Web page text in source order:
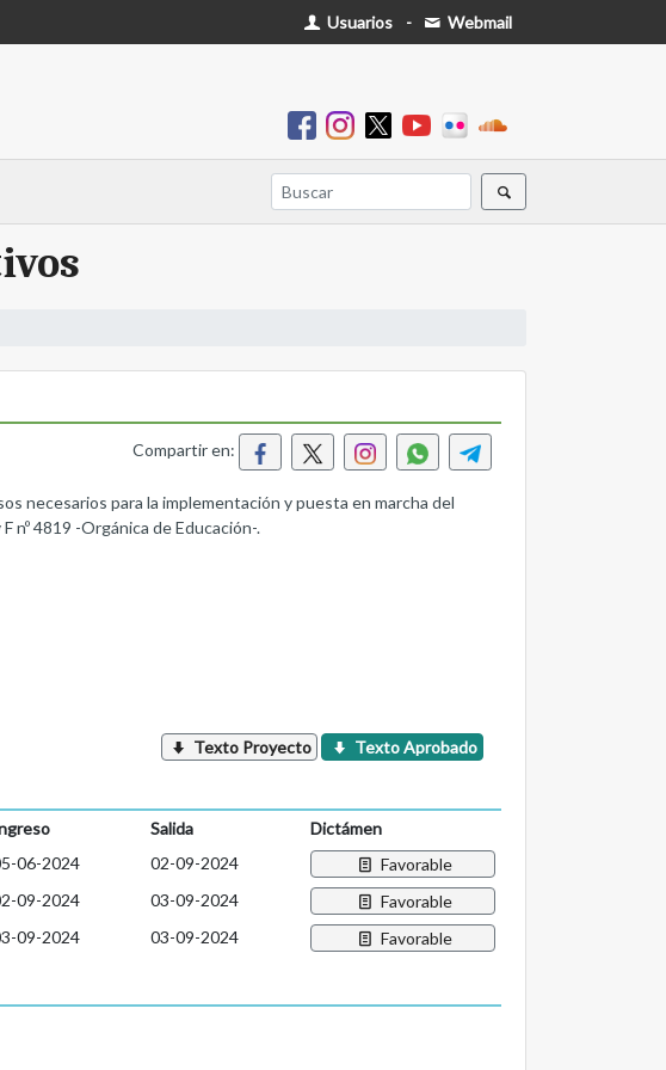
Usuarios - Webmail
Compartir en:
necesarios para la implementación y puesta en marcha del
nº 4819 -Orgánica de Educación-.
Texto Proyecto Texto Aprobado
Salida
Dictámen
06-2024 02-09-2024
Favorable
09-2024 03-09-2024
Favorable
09-2024 03-09-2024 Favorable